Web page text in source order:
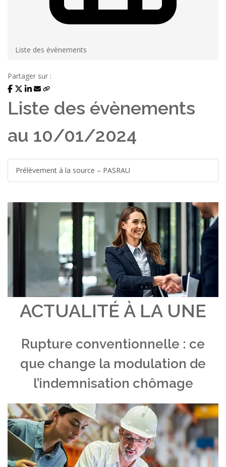
Liste des évènements
Partager sur :
Liste des évènements
au 10/01/2024
Prélèvement à la source – PASRAU
ACTUALITÉ À LA UNE
Rupture conventionnelle : ce
que change la modulation de
l’indemnisation chômage